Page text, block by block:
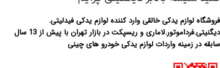
فروشگاه لوازم یدکی خالقی وارد کننده لوازم یدکی فیدلیتی.
دیگنیتی.فرداموتور.لاماری و ریسپکت در بازار تهران با پیش از 13 سال
سابقه در زمینه واردات لوازم یدکی خودرو های چینی